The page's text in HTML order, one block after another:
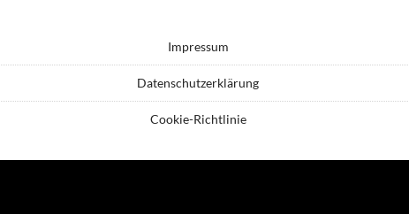
Impressum
Datenschutzerklärung
Cookie-Richtlinie